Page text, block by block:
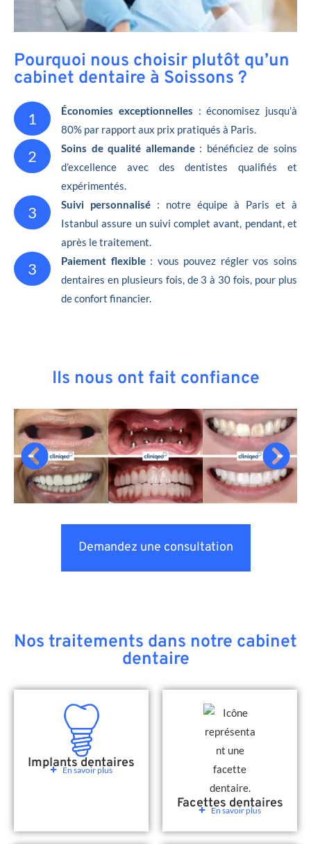
Pourquoi nous choisir plutôt qu’un
cabinet dentaire à Soissons ?
1 Économies exceptionnelles : économisez jusqu’à
80% par rapport aux prix pratiqués à Paris.
2 Soins de qualité allemande: bénéficiez de soins
d’excellence avec des dentistes qualifiés et
expérimentés.
3 Suivi personnalisé : notre équipe à Paris et à
Istanbul assure un suivi complet avant, pendant, et
après le traitement.
3 Paiement flexible: vous pouvez régler vos soins
dentaires en plusieurs fois, de 3 à 30 fois, pour plus
de confort financier.
Ils nous ont fait confiance
Demandez une consultation
Nos traitements dans notre cabinet
dentaire
Implants dentaires
En savoir plus
Facettes dentaires
En savoir plus